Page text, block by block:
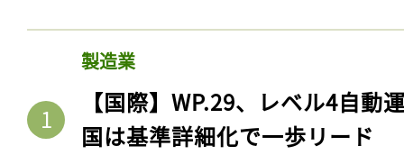
製造業
【国際】WP.29、レベル4自動
国は基準詳細化で一歩リード